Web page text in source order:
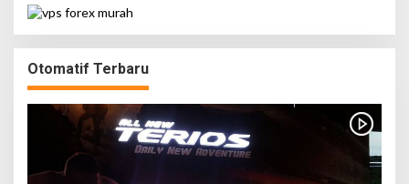
Otomatif Terbaru